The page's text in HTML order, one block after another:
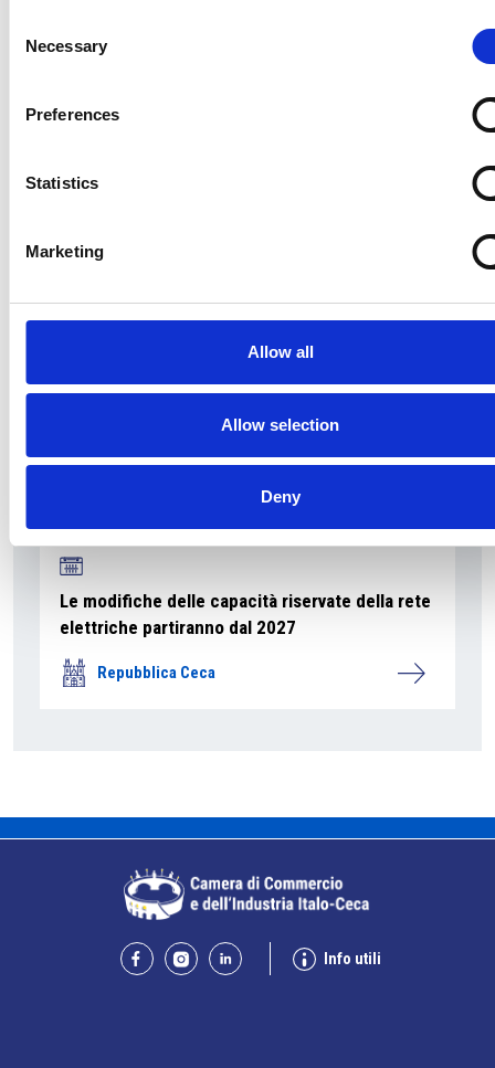
Selection
Necessary
Preferences
Statistics
Marketing
Allow all
Allow selection
Deny
primo semestre
Repubblica Ceca
Le modifiche delle capacità riservate della rete
elettriche partiranno dal 2027
Repubblica Ceca
Info utili